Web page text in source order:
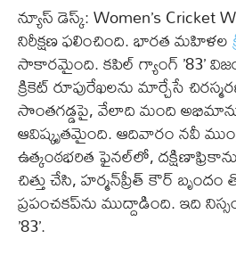
న్యూస్ డెస్క్: Women’s Cricket
నిరీక్షణ ఫలించింది. భారత మహిళల
సాకారమైంది. కపిల్ గ్యాంగ్ ’83’
క్రికెట్ రూపురేఖలను మార్చేసే
సొంతగడ్డపై, వేలాది మంది
ఆవిష్కృతమైంది. ఆదివారం నవీ
ఉత్కంఠభరిత ఫైనల్‌లో,
చిత్తు చేసి, హర్మన్‌ప్రీత్ కౌర్
ప్రపంచకప్‌ను ముద్దాడింది. ఇది
’83’.